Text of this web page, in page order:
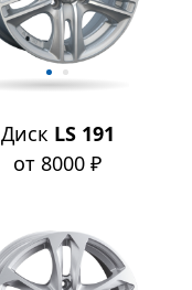
Диск LS 191
от 8000 ₽